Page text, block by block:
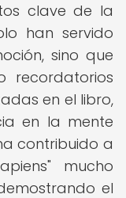
clave de la
han servido
sino que
recordatorios
en el libro,
en la mente
contribuido a
mucho
el